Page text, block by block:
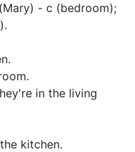
- c (bedroom);
in the living
kitchen.